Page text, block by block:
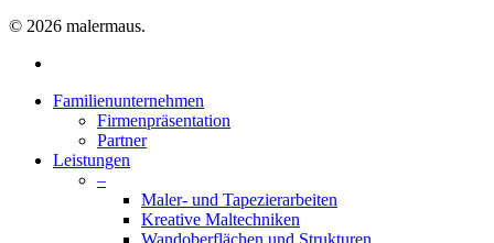
© 2026 malermaus.
Close
Familienunternehmen
Firmenpräsentation
Partner
Leistungen
–
Maler- und Tapezierarbeiten
Kreative Maltechniken
Wandoberflächen und Strukturen